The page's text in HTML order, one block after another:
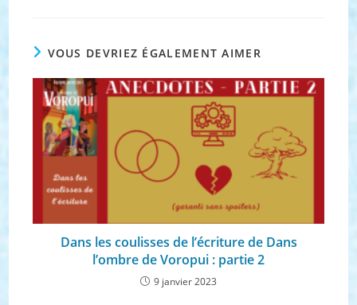
VOUS DEVRIEZ ÉGALEMENT AIMER
Dans les coulisses de l’écriture de Dans
l’ombre de Voropui : partie 2
9 janvier 2023